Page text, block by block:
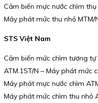
Cảm biến mực nước chìm thụ
Máy phát mức thu nhỏ
STS Việt Nam
Cảm biến mức chìm tương tự
ATM.1ST/N – Máy phát mức
Máy phát mực nước chìm
Máy phát mức chìm thu nhỏ